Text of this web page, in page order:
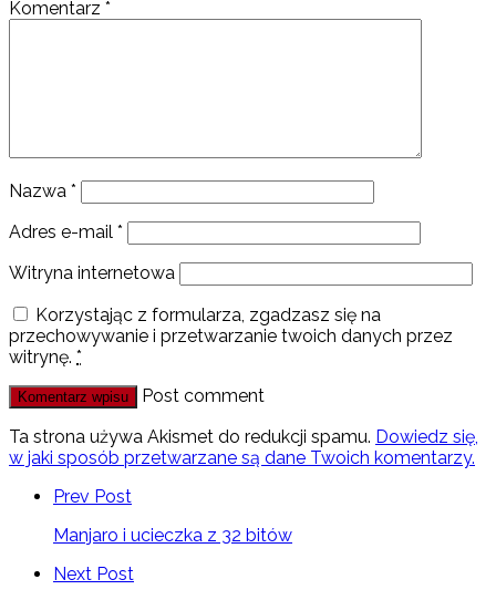
Komentarz *
Nazwa *
Adres e-mail *
Witryna internetowa
Korzystając z formularza, zgadzasz się na
przechowywanie i przetwarzanie twoich danych przez
witrynę. *
Post comment
Ta strona używa Akismet do redukcji spamu. Dowiedz się,
w jaki sposób przetwarzane są dane Twoich komentarzy.
Prev Post
Manjaro i ucieczka z 32 bitów
Next Post